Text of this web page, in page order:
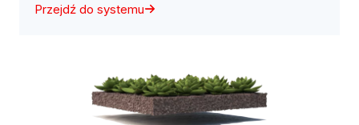
Przejdź do systemu